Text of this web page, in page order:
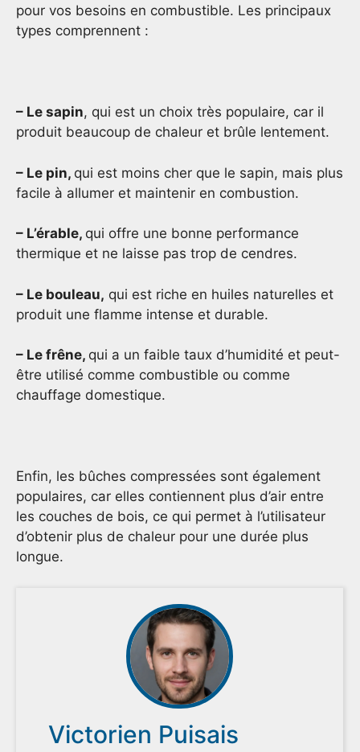
pour vos besoins en combustible. Les principaux
types comprennent :
– Le sapin, qui est un choix très populaire, car il
produit beaucoup de chaleur et brûle lentement.
– Le pin, qui est moins cher que le sapin, mais plus
facile à allumer et maintenir en combustion.
– L’érable, qui offre une bonne performance
thermique et ne laisse pas trop de cendres.
– Le bouleau, qui est riche en huiles naturelles et
produit une flamme intense et durable.
– Le frêne, qui a un faible taux d’humidité et peut-
être utilisé comme combustible ou comme
chauffage domestique.
Enfin, les bûches compressées sont également
populaires, car elles contiennent plus d’air entre
les couches de bois, ce qui permet à l’utilisateur
d’obtenir plus de chaleur pour une durée plus
longue.
Victorien Puisais